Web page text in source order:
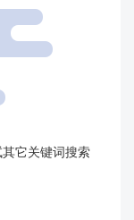
它关键词搜索